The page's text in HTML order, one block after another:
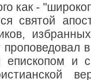
как -
святой
проповедовал
и